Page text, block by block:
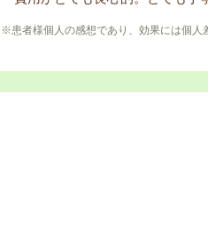
※患者様個人の感想であり、効果には個人